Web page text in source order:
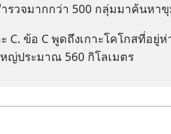
รวจ​มาก​กว่า 500 กลุ่ม​มา​ค้น​หา​
C. ข้อ C พูด​ถึง​เกาะ​โคโกส​ที่​อยู่​
ญ่​ประมาณ 560 กิโลเมตร